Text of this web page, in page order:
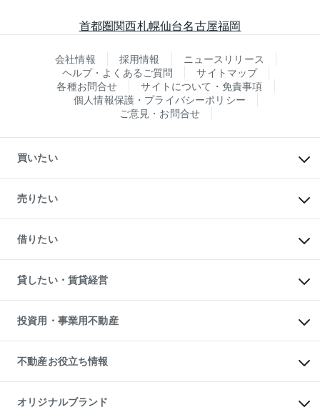
首都圏関西札幌仙台名古屋福岡
会社情報 採用情報
ニュースリリース
ヘルプ・よくあるご質問
サイトマップ
各種お問合せ
サイトについて・免責事項
個人情報保護・プライバシーポリシー
ご意見・お問合せ
買いたい
新築・分譲マンションの購入
中古マンションの購入
一戸建ての購入
中古一戸建ての購入
不動産購入の流れ
注目キーワード物件特集
購入ガイド
English 繁体中文簡体中文
売りたい
一戸建ての売却・査定
土地の売却・査定
スピードAI査定
不動産査定について
不動産売却の流れ
不動産買換えの流れ
売却ガイド
借りたい
オフィス・店舗の賃貸
借りるときの流れ
借りるガイド
貸したい・賃貸経営
マンション賃料データ
賃貸管理プラン
リロケーションについて
貸すガイド
投資用・事業用不動産
事業用不動産
マンション投資
投資用マンション
アパート経営
不動産お役立ち情報
マンションライブラリー
人気マンションランキング
オリジナルブランド